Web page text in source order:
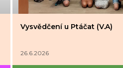
Vysvědčení u Ptáčat (V.A)
26.6.2026